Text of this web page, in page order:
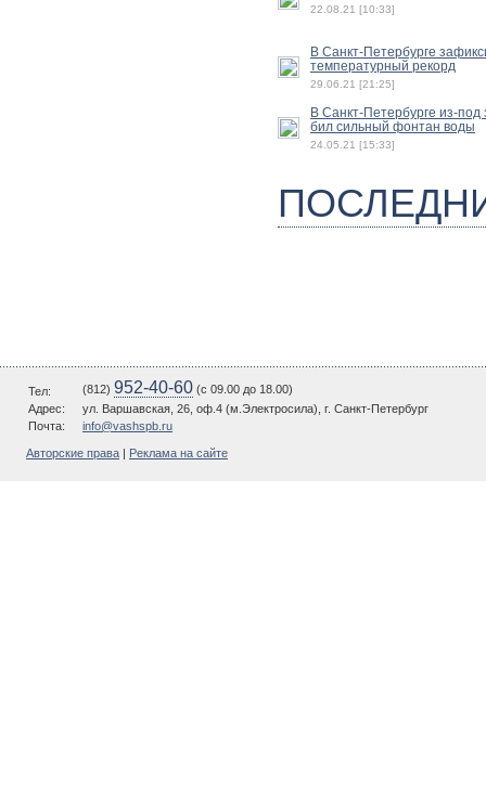
22.08.21 [10:33]
В Санкт-Петербурге
температурный рекорд
29.06.21 [21:25]
В Санкт-Петербурге из-под
бил сильный фонтан воды
24.05.21 [15:33]
Тел: (812) 952-40-60 (c 09.00 до 18.00)
Адрес:
ул. Варшавская, 26, оф.4 (м.Электросила), г. Санкт-Петербург
Почта:
info@vashspb.ru
Авторские права Реклама на сайте